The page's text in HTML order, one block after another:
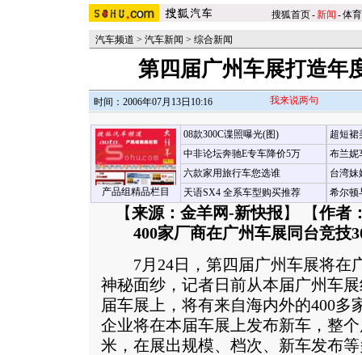
搜狐首页-新闻 -体育
汽车频道 > 汽车新闻 > 综合新闻
第四届广州车展打造年
时间：2006年07月13日10:16 我来说两句
产品组精品栏目
08款300C谍照曝光(图)
中非论坛奔驰E专车降价5万
六款家用旅行车您选谁
天语SX4 全系车型购买推荐
超短裙
布兰妮
台湾妹
希尔顿
【来源：金羊网-新快报 】 【作者
400家厂商在广州车展同台竞技
7月24日，第四届广州车展将在
神秘面纱，记者日前从本届广州车
届车展上，将有来自海内外的400多
企业将在本届车展上发布新车，整
米，在展出规模、档次、新车发布